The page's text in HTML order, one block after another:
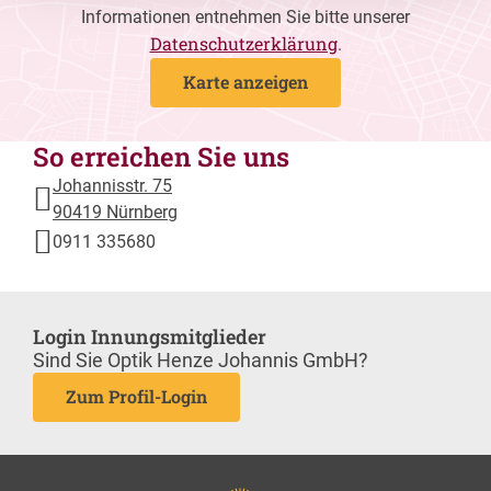
Informationen entnehmen Sie bitte unserer
Datenschutzerklärung.
Karte anzeigen
So erreichen Sie uns
Johannisstr. 75
90419 Nürnberg
0911 335680
Login Innungsmitglieder
Sind Sie Optik Henze Johannis GmbH?
Zum Profil-Login